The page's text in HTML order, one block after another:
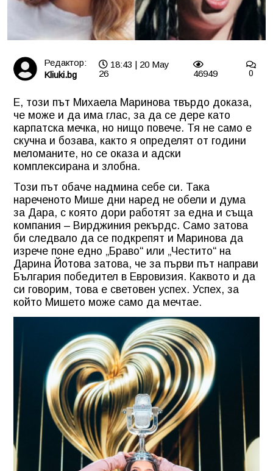
Редактор:
Kliuki.bg
18:43 | 20 May
26
46949 0
Е, този път Михаела Маринова твърдо доказа,
че може и да има глас, за да се дере като
карпатска мечка, но нищо повече. Тя не само е
скучна и бозава, както я определят от години
меломаните, но се оказа и адски
комплексирана и злобна.
Този път обаче надмина себе си. Така
нареченото Мише дни наред не обели и дума
за Дара, с която дори работят за една и съща
компания – Вирджиния рекърдс. Само затова
би следвало да се подкрепят и Маринова да
изрече поне едно „Браво“ или „Честито“ на
Дарина Йотова затова, че за първи път направи
България победител в Евровизия. Каквото и да
си говорим, това е световен успех. Успех, за
който Мишето може само да мечтае.